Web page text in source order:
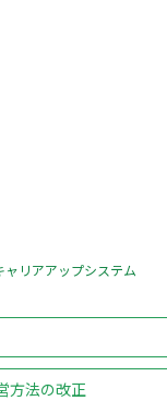
ャリアアップシステム
方法の改正